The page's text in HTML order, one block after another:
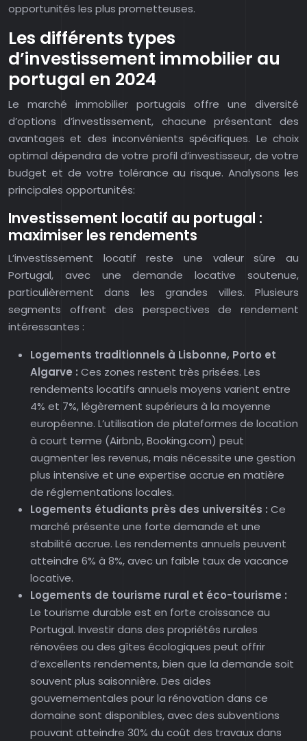
opportunités les plus prometteuses.
Les différents types
d’investissement immobilier au
portugal en 2024
Le marché immobilier portugais offre une diversité
d’options d’investissement, chacune présentant des
avantages et des inconvénients spécifiques. Le choix
optimal dépendra de votre profil d’investisseur, de votre
budget et de votre tolérance au risque. Analysons les
principales opportunités:
Investissement locatif au portugal :
maximiser les rendements
L’investissement locatif reste une valeur sûre au
Portugal, avec une demande locative soutenue,
particulièrement dans les grandes villes. Plusieurs
segments offrent des perspectives de rendement
intéressantes :
Logements traditionnels à Lisbonne, Porto et
Algarve : Ces zones restent très prisées. Les
rendements locatifs annuels moyens varient entre
4% et 7%, légèrement supérieurs à la moyenne
européenne. L’utilisation de plateformes de location
à court terme (Airbnb, Booking.com) peut
augmenter les revenus, mais nécessite une gestion
plus intensive et une expertise accrue en matière
de réglementations locales.
Logements étudiants près des universités : Ce
marché présente une forte demande et une
stabilité accrue. Les rendements annuels peuvent
atteindre 6% à 8%, avec un faible taux de vacance
locative.
Logements de tourisme rural et éco-tourisme :
Le tourisme durable est en forte croissance au
Portugal. Investir dans des propriétés rurales
rénovées ou des gîtes écologiques peut offrir
d’excellents rendements, bien que la demande soit
souvent plus saisonnière. Des aides
gouvernementales pour la rénovation dans ce
domaine sont disponibles, avec des subventions
pouvant atteindre 30% du coût des travaux dans